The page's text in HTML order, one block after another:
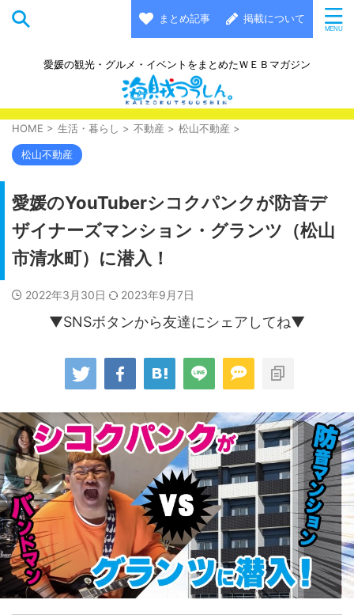
まとめ記事 掲載について
愛媛の観光・グルメ・イベントをまとめたＷＥＢマガジン
HOME > 生活・暮らし > 不動産 > 松山不動産 >
松山不動産
愛媛のYouTuberシコクパンクが防音デ
ザイナーズマンション・グランツ（松山
市清水町）に潜入！
2022年3月30日 2023年9月7日
▼SNSボタンから友達にシェアしてね▼